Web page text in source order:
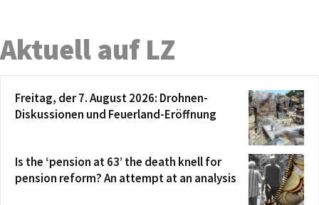
Aktuell auf LZ
Freitag, der 7. August 2026: Drohnen-
Diskussionen und Feuerland-Eröffnung
Is the ‘pension at 63’ the death knell for
pension reform? An attempt at an analysis